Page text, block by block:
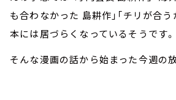
も合わなかった 島耕作」「チリが合う
本には居づらくなっているそうです。
そんな漫画の話から始まった今週の